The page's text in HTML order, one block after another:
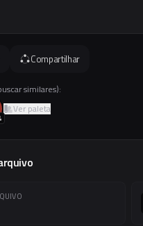
Compartilhar
similares):
Ver paleta